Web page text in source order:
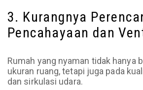
3. Kurangnya
Pencahayaan dan
Rumah yang nyaman tidak hanya
ukuran ruang, tetapi juga pada
dan sirkulasi udara.